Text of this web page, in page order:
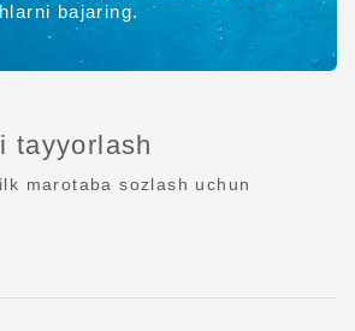
bajaring.
tayyorlash
marotaba sozlash uchun